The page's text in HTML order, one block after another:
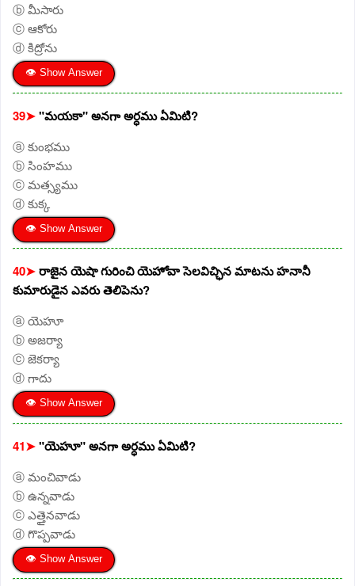
ⓑ మీసారు
ⓒ ఆకోరు
ⓓ కిద్రోను
👁 Show Answer
39➤"మయకా" అనగా అర్ధము ఏమిటి?
ⓐ కుంభము
ⓑ సింహము
ⓒ మత్స్యము
ⓓ కుక్క
👁 Show Answer
40➤రాజైన యెషా గురించి యెహోవా సెలవిచ్ఛిన మాటను హనానీ
కుమారుడైన ఎవరు తెలిపెను?
ⓐ యెహూ
ⓑ అజర్యా
ⓒ జెకర్యా
ⓓ గాదు
👁 Show Answer
41➤"యెహూ" అనగా అర్ధము ఏమిటి?
ⓐ మంచివాడు
ⓑ ఉన్నవాడు
ⓒ ఎత్తైనవాడు
ⓓ గొప్పవాడు
👁 Show Answer